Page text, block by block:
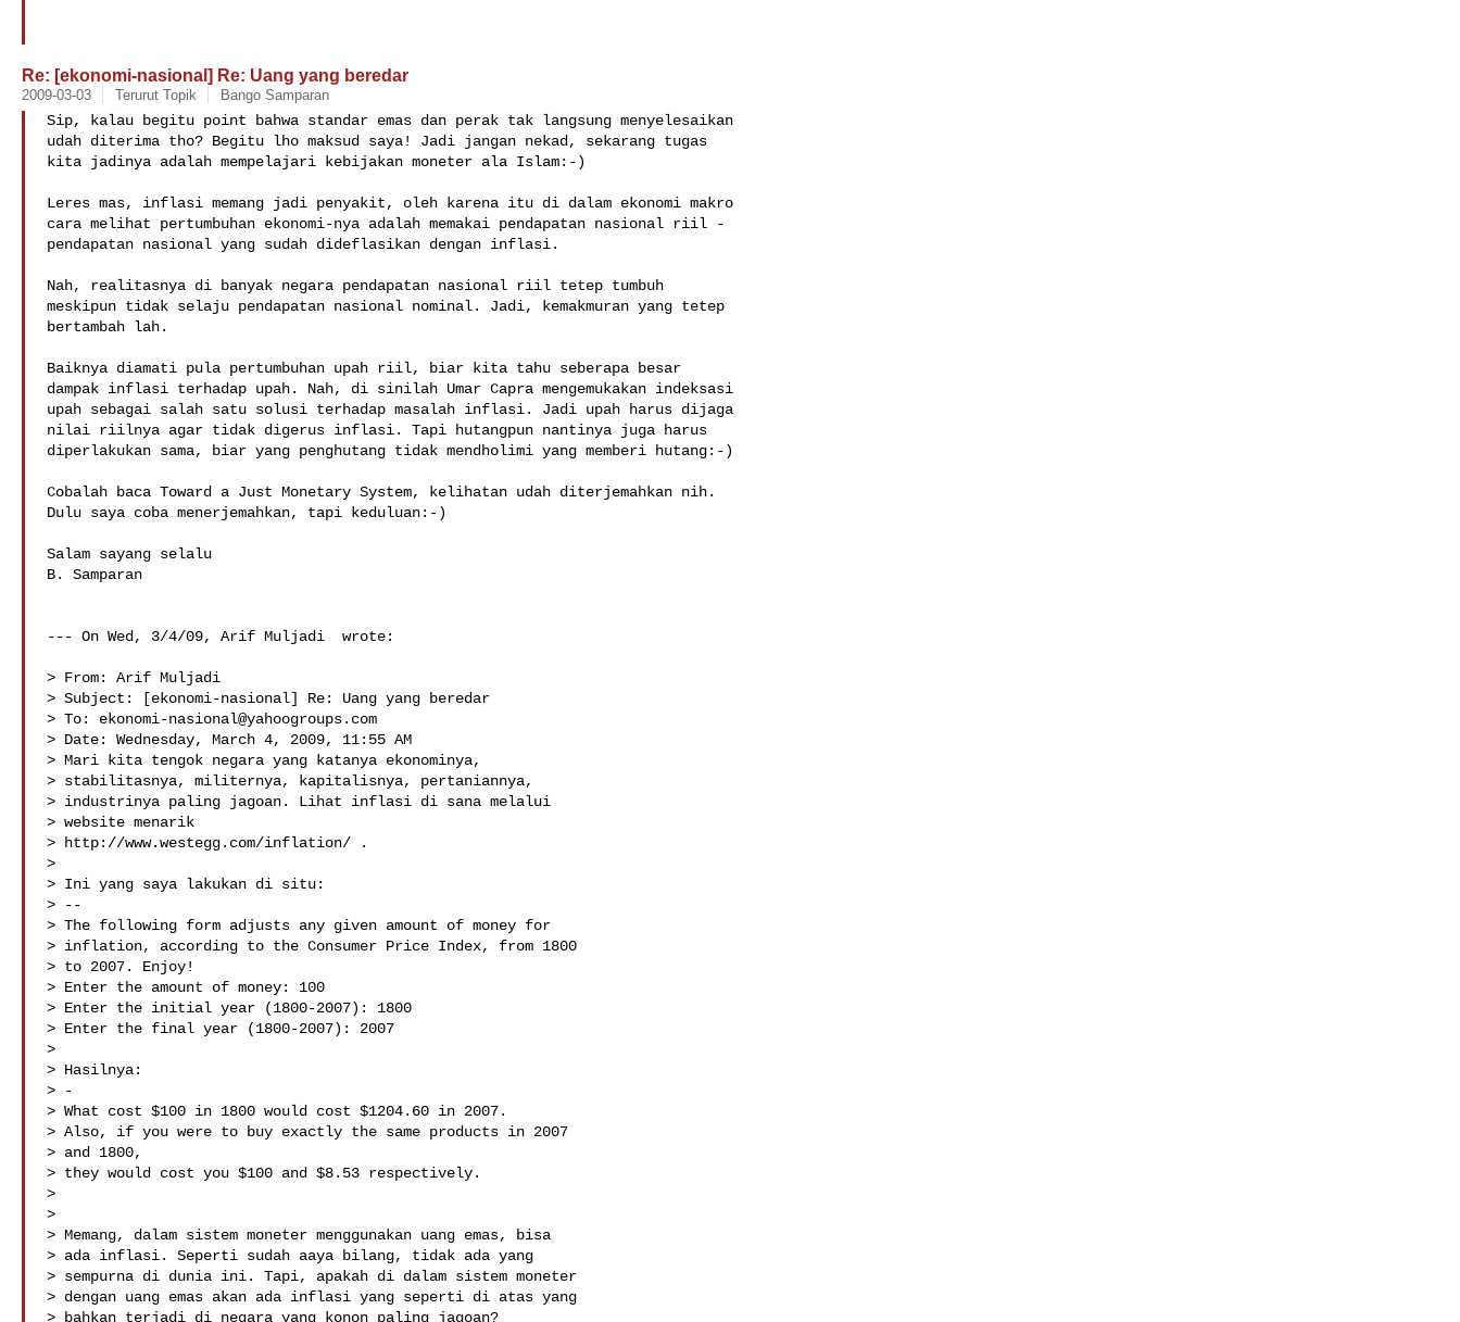
Re: [ekonomi-nasional] Re: Uang yang beredar
2009-03-03 Terurut Topik Bango Samparan
Sip, kalau begitu point bahwa standar emas dan perak tak langsung menyelesaikan
udah diterima tho? Begitu lho maksud saya! Jadi jangan nekad, sekarang tugas
kita jadinya adalah mempelajari kebijakan moneter ala Islam:-)
Leres mas, inflasi memang jadi penyakit, oleh karena itu di dalam ekonomi makro
cara melihat pertumbuhan ekonomi-nya adalah memakai pendapatan nasional riil -
pendapatan nasional yang sudah dideflasikan dengan inflasi.
Nah, realitasnya di banyak negara pendapatan nasional riil tetep tumbuh
meskipun tidak selaju pendapatan nasional nominal. Jadi, kemakmuran yang tetep
bertambah lah.
Baiknya diamati pula pertumbuhan upah riil, biar kita tahu seberapa besar
dampak inflasi terhadap upah. Nah, di sinilah Umar Capra mengemukakan indeksasi
upah sebagai salah satu solusi terhadap masalah inflasi. Jadi upah harus dijaga
nilai riilnya agar tidak digerus inflasi. Tapi hutangpun nantinya juga harus
diperlakukan sama, biar yang penghutang tidak mendholimi yang memberi hutang:-)
Cobalah baca Toward a Just Monetary System, kelihatan udah diterjemahkan nih.
Dulu saya coba menerjemahkan, tapi keduluan:-)
Salam sayang selalu
B. Samparan
--- On Wed, 3/4/09, Arif Muljadi  wrote:
> From: Arif Muljadi
> Subject: [ekonomi-nasional] Re: Uang yang beredar
> To: ekonomi-nasional@yahoogroups.com
> Date: Wednesday, March 4, 2009, 11:55 AM
> Mari kita tengok negara yang katanya ekonominya,
> stabilitasnya, militernya, kapitalisnya, pertaniannya,
> industrinya paling jagoan. Lihat inflasi di sana melalui
> website menarik
> http://www.westegg.com/inflation/ .
>
> Ini yang saya lakukan di situ:
> --
> The following form adjusts any given amount of money for
> inflation, according to the Consumer Price Index, from 1800
> to 2007. Enjoy!
> Enter the amount of money: 100
> Enter the initial year (1800-2007): 1800
> Enter the final year (1800-2007): 2007
>
> Hasilnya:
> -
> What cost $100 in 1800 would cost $1204.60 in 2007.
> Also, if you were to buy exactly the same products in 2007
> and 1800,
> they would cost you $100 and $8.53 respectively.
>
>
> Memang, dalam sistem moneter menggunakan uang emas, bisa
> ada inflasi. Seperti sudah aaya bilang, tidak ada yang
> sempurna di dunia ini. Tapi, apakah di dalam sistem moneter
> dengan uang emas akan ada inflasi yang seperti di atas yang
> bahkan terjadi di negara yang konon paling jagoan?